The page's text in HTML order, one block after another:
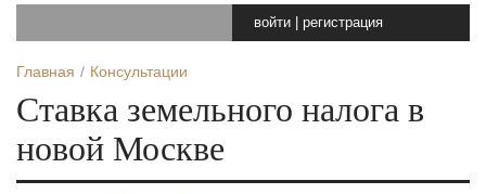
войти регистрация
Главная Консультации
Ставка земельного налога в
новой Москве